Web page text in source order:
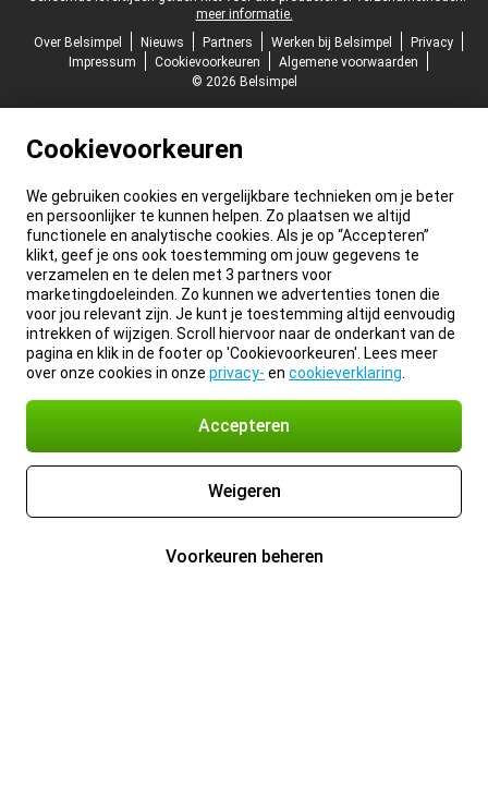
meer informatie.
Over Belsimpel
Nieuws Partners Werken bij Belsimpel
Privacy
Impressum
Cookievoorkeuren
Algemene voorwaarden
© 2026 Belsimpel
Cookievoorkeuren
We gebruiken cookies en vergelijkbare technieken om je beter
en persoonlijker te kunnen helpen. Zo plaatsen we altijd
functionele en analytische cookies. Als je op “Accepteren”
klikt, geef je ons ook toestemming om jouw gegevens te
verzamelen en te delen met 3 partners voor
marketingdoeleinden. Zo kunnen we advertenties tonen die
voor jou relevant zijn. Je kunt je toestemming altijd eenvoudig
intrekken of wijzigen. Scroll hiervoor naar de onderkant van de
pagina en klik in de footer op 'Cookievoorkeuren'. Lees meer
over onze cookies in onze privacy- en cookieverklaring
Accepteren
Weigeren
Voorkeuren beheren